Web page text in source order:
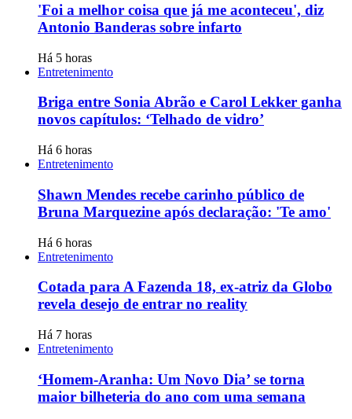
'Foi a melhor coisa que já me aconteceu', diz
Antonio Banderas sobre infarto
Há 5 horas
Entretenimento
Briga entre Sonia Abrão e Carol Lekker ganha
novos capítulos: ‘Telhado de vidro’
Há 6 horas
Entretenimento
Shawn Mendes recebe carinho público de
Bruna Marquezine após declaração: 'Te amo'
Há 6 horas
Entretenimento
Cotada para A Fazenda 18, ex-atriz da Globo
revela desejo de entrar no reality
Há 7 horas
Entretenimento
‘Homem-Aranha: Um Novo Dia’ se torna
maior bilheteria do ano com uma semana